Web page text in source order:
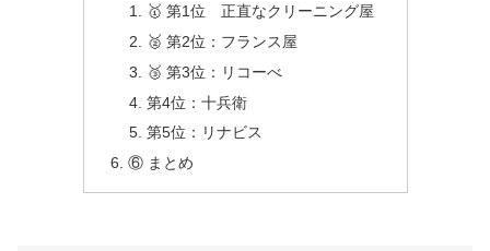
🥇 第1位 正直なクリーニング屋
🥈 第2位：フランス屋
🥉 第3位：リコーべ
第4位：十兵衛
第5位：リナビス
⑥ まとめ